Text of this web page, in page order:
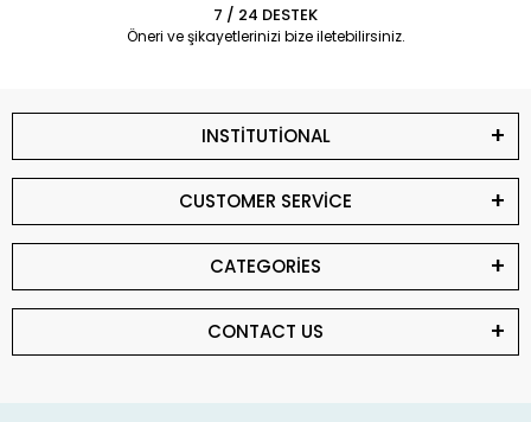
7 / 24 DESTEK
Öneri ve şikayetlerinizi bize iletebilirsiniz.
INSTİTUTİONAL
CUSTOMER SERVİCE
CATEGORİES
CONTACT US